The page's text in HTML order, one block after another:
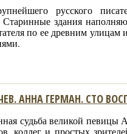
русского
Старинные здания
по ее древним
АННА ГЕРМАН. СТО
судьба великой певицы
коллег и простых